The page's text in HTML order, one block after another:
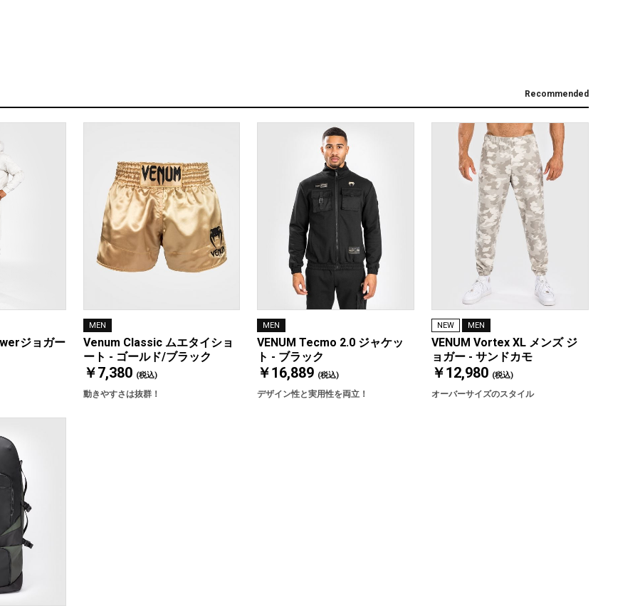
Recommended
ジョガー
MEN
Venum Classic ムエタイショ
ート - ゴールド/ブラック
￥7,380 (税込)
動きやすさは抜群！
MEN
VENUM Tecmo 2.0 ジャケッ
ト - ブラック
￥16,889 (税込)
デザイン性と実用性を両立！
NEW MEN
VENUM Vortex XL メンズ ジ
ョガー - サンドカモ
￥12,980 (税込)
オーバーサイズのスタイル